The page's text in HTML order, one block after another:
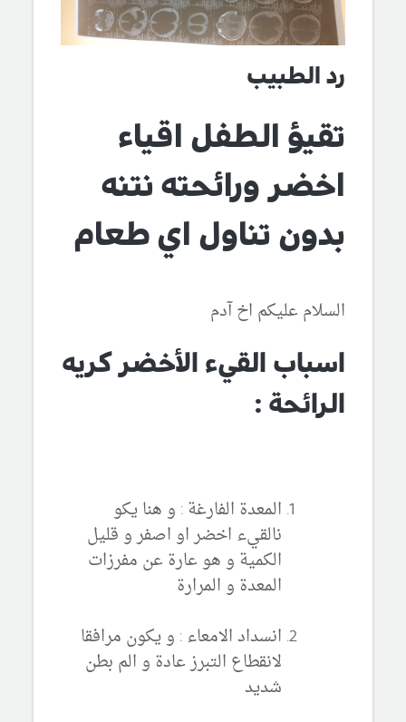
رد الطبيب
تقيؤ الطفل اقياء
اخضر ورائحته نتنه
بدون تناول اي طعام
السلام عليكم اخ آدم
اسباب القيء الأخضر كريه
الرائحة :
المعدة الفارغة : و هنا يكو
نالقيء اخضر او اصفر و قليل
الكمية و هو عارة عن مفرزات
المعدة و المرارة
انسداد الامعاء : و يكون مرافقا
لانقطاع التبرز عادة و الم بطن
شديد